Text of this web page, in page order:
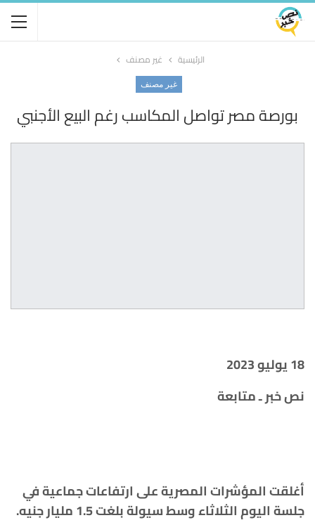
الرئيسية غير مصنف
غير مصنف
بورصة مصر تواصل المكاسب رغم البيع الأجنبي
18 يوليو 2023
نص خبر ـ متابعة
أغلقت المؤشرات المصرية على ارتفاعات جماعية في
جلسة اليوم الثلاثاء وسط سيولة بلغت 1.5 مليار جنيه.